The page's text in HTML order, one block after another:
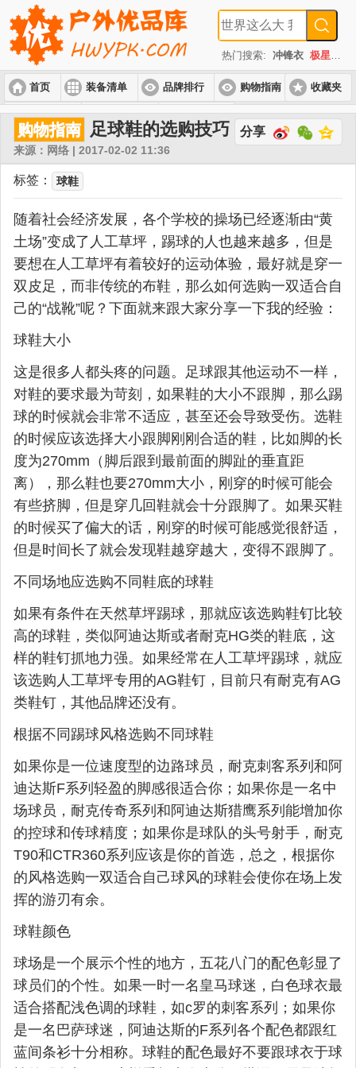
热门搜索: 冲锋衣 极星
首页 装备清单 品牌排行 购物指南
入门套装 进阶套装 高端套装
收藏夹
购物指南 足球鞋的选购技巧 分享
来源：网络 | 2017-02-02 11:36
标签： 球鞋
随着社会经济发展，各个学校的操场已经逐渐由“黄
土场”变成了人工草坪，踢球的人也越来越多，但是
要想在人工草坪有着较好的运动体验，最好就是穿一
双皮足，而非传统的布鞋，那么如何选购一双适合自
己的“战靴”呢？下面就来跟大家分享一下我的经验：
球鞋大小
这是很多人都头疼的问题。足球跟其他运动不一样，
对鞋的要求最为苛刻，如果鞋的大小不跟脚，那么踢
球的时候就会非常不适应，甚至还会导致受伤。选鞋
的时候应该选择大小跟脚刚刚合适的鞋，比如脚的长
度为270mm（脚后跟到最前面的脚趾的垂直距
离），那么鞋也要270mm大小，刚穿的时候可能会
有些挤脚，但是穿几回鞋就会十分跟脚了。如果买鞋
的时候买了偏大的话，刚穿的时候可能感觉很舒适，
但是时间长了就会发现鞋越穿越大，变得不跟脚了。
不同场地应选购不同鞋底的球鞋
如果有条件在天然草坪踢球，那就应该选购鞋钉比较
高的球鞋，类似阿迪达斯或者耐克HG类的鞋底，这
样的鞋钉抓地力强。如果经常在人工草坪踢球，就应
该选购人工草坪专用的AG鞋钉，目前只有耐克有AG
类鞋钉，其他品牌还没有。
根据不同踢球风格选购不同球鞋
如果你是一位速度型的边路球员，耐克刺客系列和阿
迪达斯F系列轻盈的脚感很适合你；如果你是一名中
场球员，耐克传奇系列和阿迪达斯猎鹰系列能增加你
的控球和传球精度；如果你是球队的头号射手，耐克
T90和CTR360系列应该是你的首选，总之，根据你
的风格选购一双适合自己球风的球鞋会使你在场上发
挥的游刃有余。
球鞋颜色
球场是一个展示个性的地方，五花八门的配色彰显了
球员们的个性。如果一时一名皇马球迷，白色球衣最
适合搭配浅色调的球鞋，如c罗的刺客系列；如果你
是一名巴萨球迷，阿迪达斯的F系列各个配色都跟红
蓝间条衫十分相称。球鞋的配色最好不要跟球衣于球